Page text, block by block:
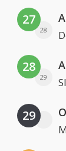
27
28
28
29
29